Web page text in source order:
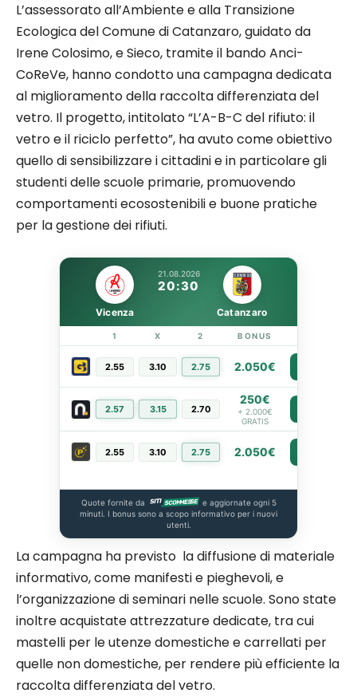
L’assessorato all’Ambiente e alla Transizione
Ecologica del Comune di Catanzaro, guidato da
Irene Colosimo, e Sieco, tramite il bando Anci-
CoReVe, hanno condotto una campagna dedicata
al miglioramento della raccolta differenziata del
vetro. Il progetto, intitolato “L’A-B-C del rifiuto: il
vetro e il riciclo perfetto”, ha avuto come obiettivo
quello di sensibilizzare i cittadini e in particolare gli
studenti delle scuole primarie, promuovendo
comportamenti ecosostenibili e buone pratiche
per la gestione dei rifiuti.
21.08.2026
20:30
Vicenza Catanzaro
1 X 2 BONUS
2.55 3.10 2.75 2.050€
2.57 3.15 2.70
250€
+ 2.000€
GRATIS
2.55 3.10 2.75 2.050€
Quote fornite da
e aggiornate ogni 5
minuti. I bonus sono a scopo informativo per i nuovi
utenti.
La campagna ha previsto la diffusione di materiale
informativo, come manifesti e pieghevoli, e
l’organizzazione di seminari nelle scuole. Sono state
inoltre acquistate attrezzature dedicate, tra cui
mastelli per le utenze domestiche e carrellati per
quelle non domestiche, per rendere più efficiente la
raccolta differenziata del vetro.